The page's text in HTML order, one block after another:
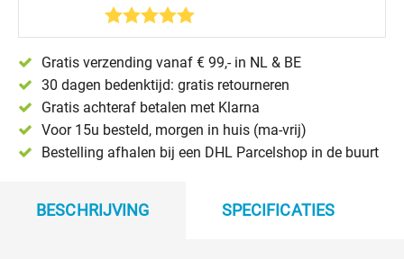
Gratis verzending vanaf € 99,- in NL & BE
30 dagen bedenktijd: gratis retourneren
Gratis achteraf betalen met Klarna
Voor 15u besteld, morgen in huis (ma-vrij)
Bestelling afhalen bij een DHL Parcelshop in de buurt
BESCHRIJVING SPECIFICATIES